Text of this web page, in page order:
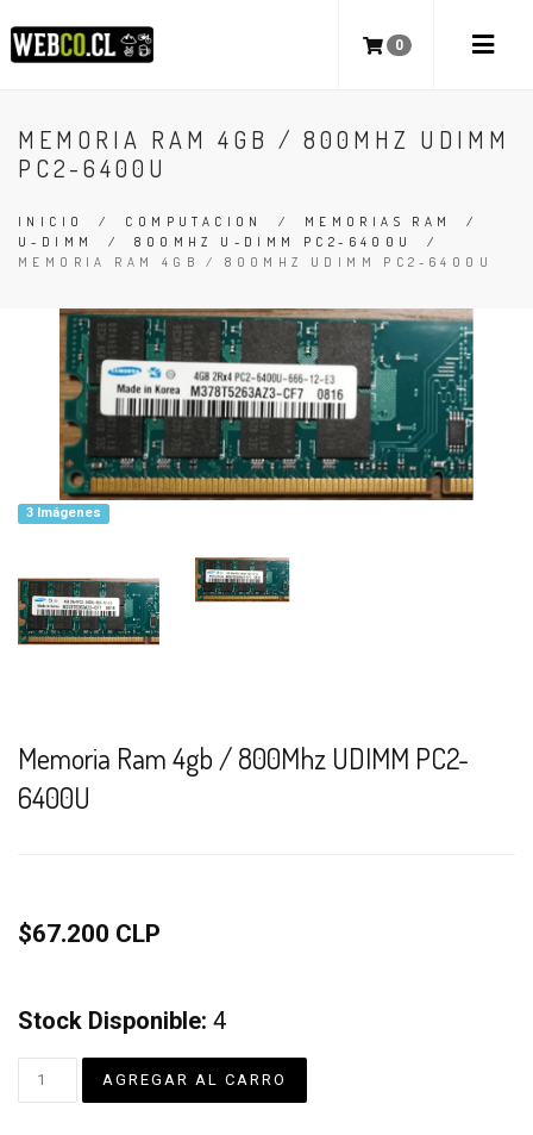
0
MEMORIA RAM 4GB / 800MHZ UDIMM
PC2-6400U
INICIO / COMPUTACION / MEMORIAS RAM
/
U-DIMM
/800MHZ U-DIMM PC2-6400U
/
MEMORIA RAM 4GB / 800MHZ UDIMM PC2-6400U
3 Imágenes
Memoria Ram 4gb / 800Mhz UDIMM PC2-
6400U
$67.200 CLP
Stock Disponible: 4